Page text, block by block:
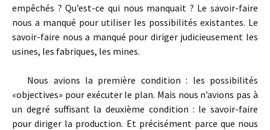
empêchés ? Qu’est­-ce qui nous manquait ? Le savoir­-faire
nous a manqué pour utiliser les possibilités existantes. Le
savoir­-faire nous a manqué pour diriger judicieusement les
usines, les fabriques, les mines.
Nous avions la première condition : les possibilités
«objectives» pour exécuter le plan. Mais nous n’avions pas à
un degré suffisant la deuxième condition : le savoir-­faire
pour diriger la production. Et précisément parce que nous